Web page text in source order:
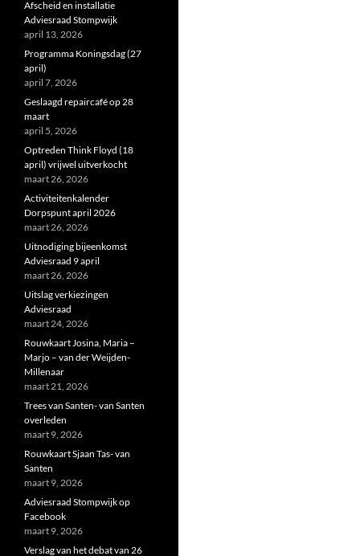
Afscheid en installatie
Adviesraad Stompwijk
april 13, 2026
Programma Koningsdag (27
april)
april 7, 2026
Geslaagd repaircafé op 28
maart
april 5, 2026
Optreden Think Floyd (18
april) vrijwel uitverkocht
maart 26, 2026
Activiteitenkalender
Dorpspunt april 2026
maart 26, 2026
Uitnodiging bijeenkomst
Adviesraad 9 april
maart 26, 2026
Uitslag verkiezingen
Adviesraad
maart 24, 2026
Rouwkaart Josina, Maria –
Marjo – van der Weijden-
Millenaar
maart 21, 2026
Trees van Santen- van Santen
overleden
maart 9, 2026
Rouwkaart Sjaan Tas- van
Santen
maart 9, 2026
Adviesraad Stompwijk op
Facebook
maart 9, 2026
Verslag van het debat van 26